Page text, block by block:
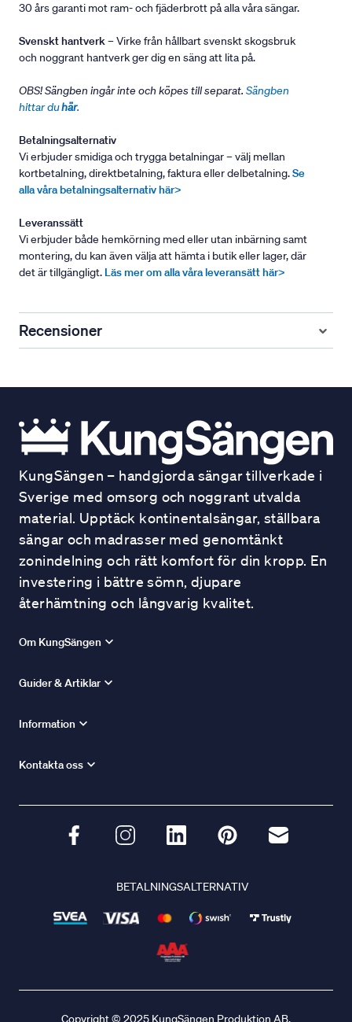
30 års garanti mot ram- och fjäderbrott på alla våra sängar.
Svenskt hantverk– Virke från hållbart svenskt skogsbruk
och noggrant hantverk ger dig en säng att lita på.
OBS! Sängben ingår inte och köpes till separat. Sängben
hittar duhär.
Betalningsalternativ
Vi erbjuder smidiga och trygga betalningar – välj mellan
kortbetalning, direktbetalning, faktura eller delbetalning.Se
alla våra betalningsalternativ här>
Leveranssätt
Vi erbjuder både hemkörning med eller utan inbärning samt
montering, du kan även välja att hämta i butik eller lager, där
det är tillgängligt. Läs mer om alla våra leveransätt här>
Recensioner
KungSängen – handgjorda sängar tillverkade i
Sverige med omsorg och noggrant utvalda
material. Upptäck kontinentalsängar, ställbara
sängar och madrasser med genomtänkt
zonindelning och rätt komfort för din kropp. En
investering i bättre sömn, djupare
återhämtning och långvarig kvalitet.
Om KungSängen
Guider & Artiklar
Information
Kontakta oss
BETALNINGSALTERNATIV
Copyright © 2025 KungSängen Produktion AB.